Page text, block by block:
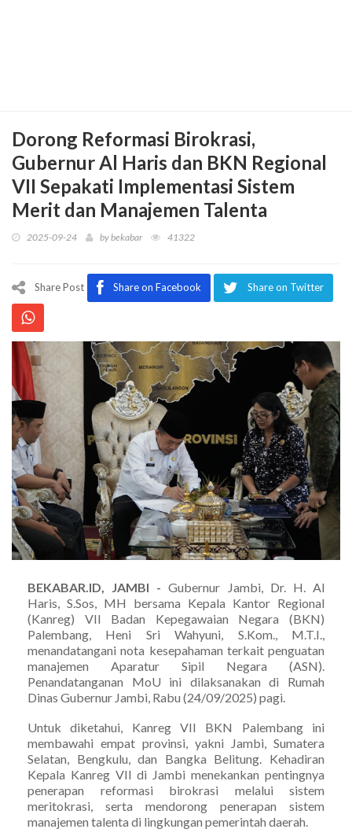
Dorong Reformasi Birokrasi,
Gubernur Al Haris dan BKN Regional
VII Sepakati Implementasi Sistem
Merit dan Manajemen Talenta
2025-09-24 bybekabar 41322
Share Post Share on Facebook Share on Twitter
BEKABAR.ID, JAMBI -Gubernur Jambi, Dr. H. Al
Haris, S.Sos, MH bersama Kepala Kantor Regional
(Kanreg) VII Badan Kepegawaian Negara (BKN)
Palembang, Heni Sri Wahyuni, S.Kom., M.T.I.,
menandatangani nota kesepahaman terkait penguatan
manajemen Aparatur Sipil Negara (ASN).
Penandatanganan MoU ini dilaksanakan di Rumah
Dinas Gubernur Jambi, Rabu (24/09/2025) pagi.
Untuk diketahui, Kanreg VII BKN Palembang ini
membawahi empat provinsi, yakni Jambi, Sumatera
Selatan, Bengkulu, dan Bangka Belitung. Kehadiran
Kepala Kanreg VII di Jambi menekankan pentingnya
penerapan reformasi birokrasi melalui sistem
meritokrasi, serta mendorong penerapan sistem
manajemen talenta di lingkungan pemerintah daerah.